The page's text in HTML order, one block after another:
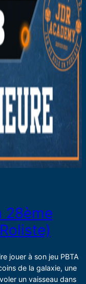
28ème
jouer à son jeu PBTA
de la galaxie, une
un vaisseau dans